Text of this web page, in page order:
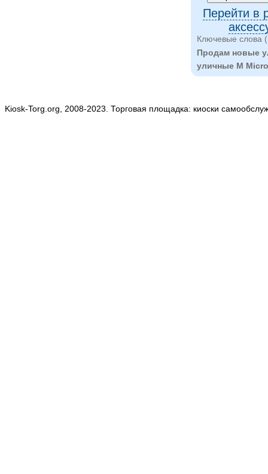
Перейти в
Ключевые слова
Продам новые
уличные M
Kiosk-Torg.org, 2008-2023. Торговая площадка: киоски